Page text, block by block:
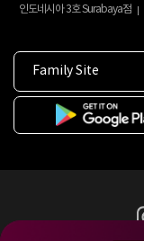
인도네시아 3호 Surabaya점
Family Site